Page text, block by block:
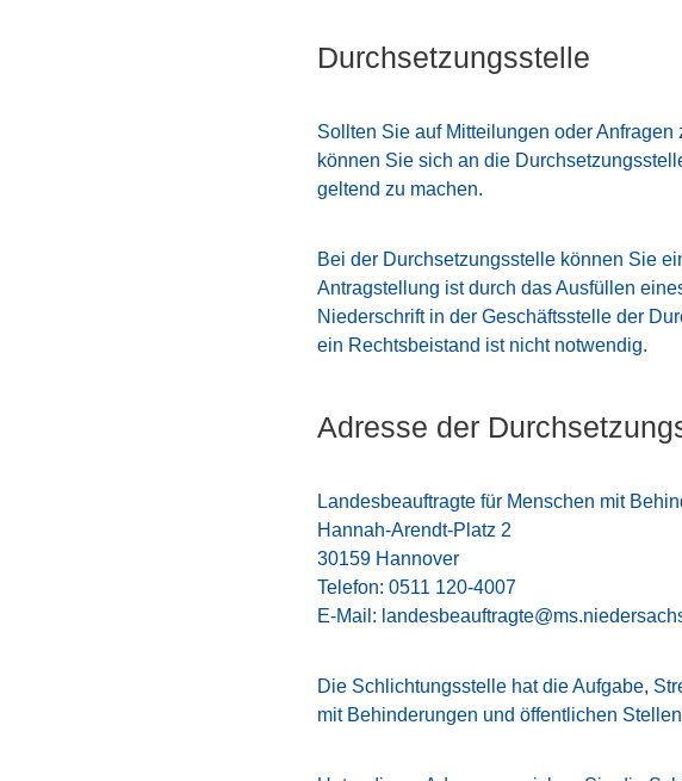
Durchsetzungsstelle
Sollten Sie auf Mitteilungen oder
können Sie sich an die
geltend zu machen.
Bei der Durchsetzungsstelle können Sie
Antragstellung ist durch das Ausfüllen
Niederschrift in der Geschäftsstelle der
ein Rechtsbeistand ist nicht notwendig.
Adresse der
Landesbeauftragte für Menschen mit
Hannah-Arendt-Platz 2
30159 Hannover
Telefon: 0511 120-4007
E-Mail:
Die Schlichtungsstelle hat die Aufgabe,
mit Behinderungen und öffentlichen